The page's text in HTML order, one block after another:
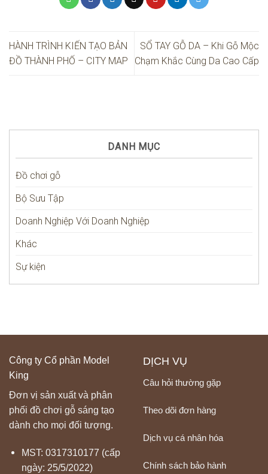
DANH MỤC
Đồ chơi gỗ
Bộ Sưu Tập
Doanh Nghiệp Với Doanh Nghiệp
Khác
Sự kiện
HÀNH TRÌNH KIẾN TẠO BẢN
ĐỒ THÀNH PHỐ – CITY MAP
SỔ TAY GỖ DA – Khi Gỗ Mộc
Chạm Khắc Cùng Da Cao Cấp
Công ty Cổ phần Model
King
Đơn vị sản xuất và phân
phối đồ chơi gỗ sáng tạo
dành cho mọi đối tượng.
MST: 0317310177 (cấp
ngày: 25/5/2022)
DỊCH VỤ
Câu hỏi thường gặp
Theo dõi đơn hàng
Dịch vụ cá nhân hóa
Chính sách bảo hành